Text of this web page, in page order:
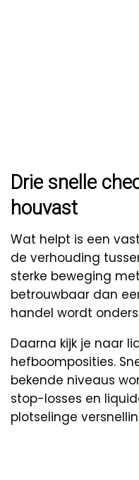
Drie snelle
houvast
Wat helpt is een
de verhouding
sterke beweging
betrouwbaar dan
handel wordt
Daarna kijk je naar
hefboomposities.
bekende niveaus
stop-losses en
plotselinge